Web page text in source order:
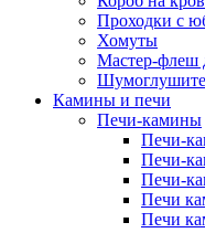
Проходки с
Хомуты
Мастер-флеш
Камины и печи
Печи-камины
Печи-
Печи-
Печи-
Печи
Печи